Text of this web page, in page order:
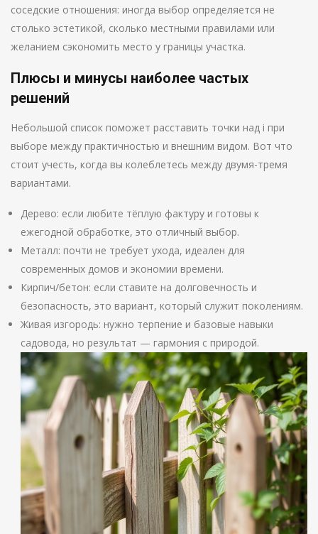
соседские отношения: иногда выбор определяется не
столько эстетикой, сколько местными правилами или
желанием сэкономить место у границы участка.
Плюсы и минусы наиболее частых
решений
Небольшой список поможет расставить точки над i при
выборе между практичностью и внешним видом. Вот что
стоит учесть, когда вы колеблетесь между двумя-тремя
вариантами.
Дерево: если любите тёплую фактуру и готовы к
ежегодной обработке, это отличный выбор.
Металл: почти не требует ухода, идеален для
современных домов и экономии времени.
Кирпич/бетон: если ставите на долговечность и
безопасность, это вариант, который служит поколениям.
Живая изгородь: нужно терпение и базовые навыки
садовода, но результат — гармония с природой.